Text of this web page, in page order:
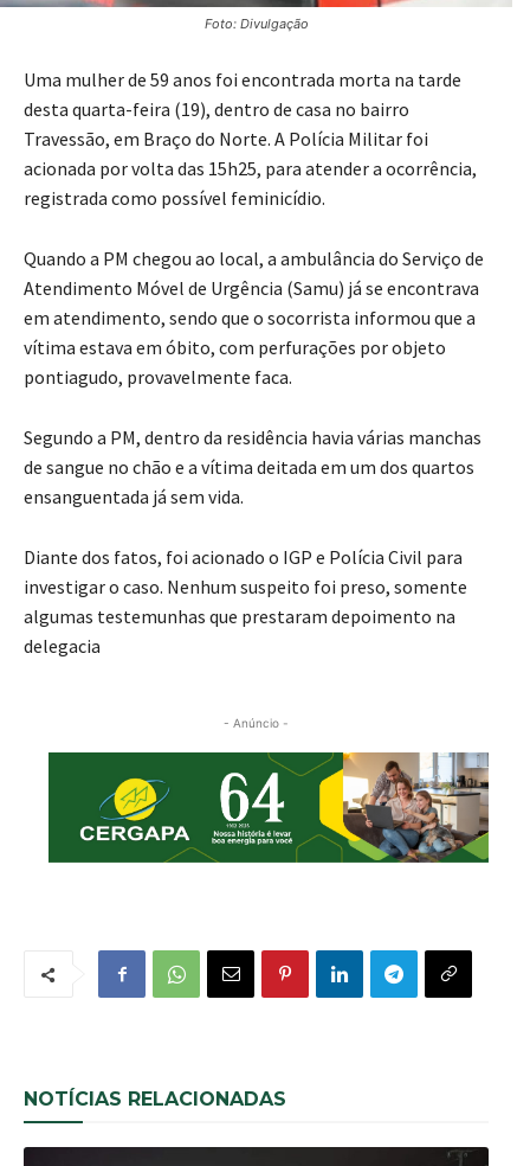
Foto: Divulgação
Uma mulher de 59 anos foi encontrada morta na tarde
desta quarta-feira (19), dentro de casa no bairro
Travessão, em Braço do Norte. A Polícia Militar foi
acionada por volta das 15h25, para atender a ocorrência,
registrada como possível feminicídio.
Quando a PM chegou ao local, a ambulância do Serviço de
Atendimento Móvel de Urgência (Samu) já se encontrava
em atendimento, sendo que o socorrista informou que a
vítima estava em óbito, com perfurações por objeto
pontiagudo, provavelmente faca.
Segundo a PM, dentro da residência havia várias manchas
de sangue no chão e a vítima deitada em um dos quartos
ensanguentada já sem vida.
Diante dos fatos, foi acionado o IGP e Polícia Civil para
investigar o caso. Nenhum suspeito foi preso, somente
algumas testemunhas que prestaram depoimento na
delegacia
- Anúncio -
NOTÍCIAS RELACIONADAS